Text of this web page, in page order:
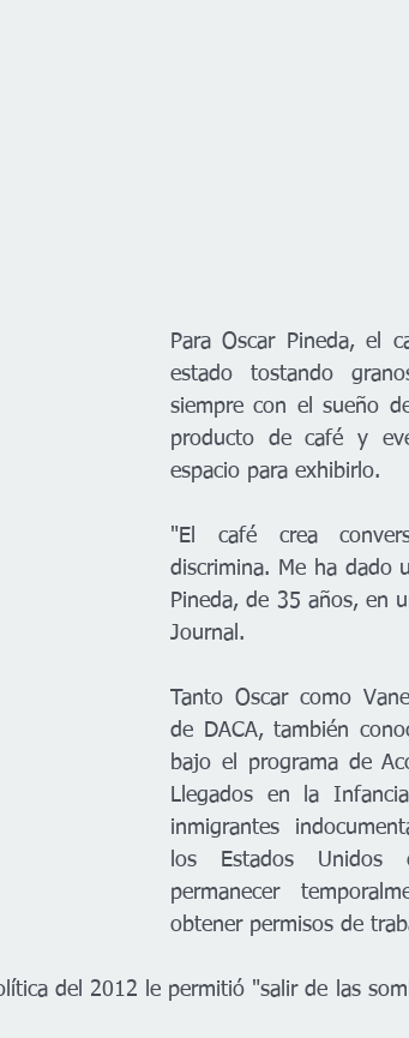
Para Oscar Pineda, el
estado tostando
siempre con el sueño
producto de café y
espacio para exhibirlo.
"El café crea
discrimina. Me ha dado
Pineda, de 35 años, en
Journal.
Tanto Oscar como
de DACA, también
bajo el programa de
Llegados en la
inmigrantes
los Estados Unidos
permanecer
obtener permisos de
del 2012 le permitió "salir de las